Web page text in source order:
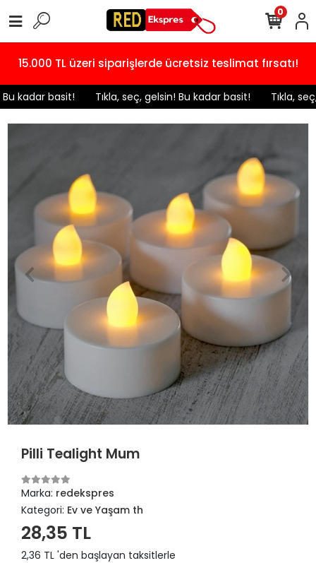
15.000 TL üzeri siparişlerde ücretsiz teslimat fırsatı!
kadar basit! ️ Tıkla, seç, gelsin! Bu kadar basit! Tıkla,
0
Pilli Tealight Mum
Marka: redekspres
Kategori: Ev ve Yaşam th
28,35 TL
2,36 TL 'den başlayan taksitlerle